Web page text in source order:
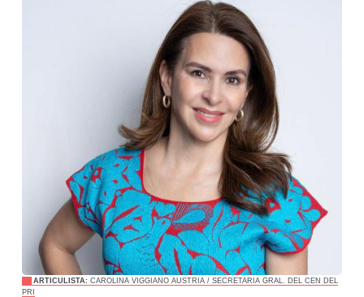
ARTICULISTA:CAROLINA VIGGIANO AUSTRIA / SECRETARIA GRAL. DEL CEN DEL
PRI